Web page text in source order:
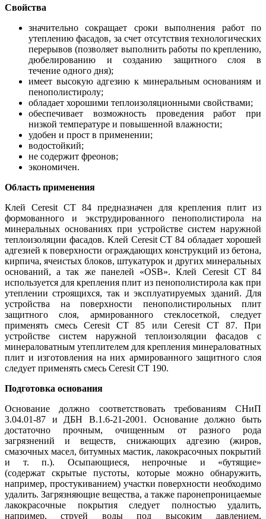
Свойства
значительно сокращает сроки выполнения работ по
утеплению фасадов, за счет отсутствия технологических
перерывов (позволяет выполнить работы по креплению,
дюбелированию и созданию защитного слоя в
течение одного дня);
имеет высокую адгезию к минеральным основаниям и
пенополистиролу;
обладает хорошими теплоизоляционными свойствами;
обеспечивает возможность проведения работ при
низкой температуре и повышенной влажности;
удобен и прост в применении;
водостойкий;
не содержит фреонов;
экономичен.
Область применения
Клей Ceresit СТ 84 предназначен для крепления плит из
формованного и экструдированного пенополистирола на
минеральных основаниях при устройстве систем наружной
теплоизоляции фасадов. Клей Ceresit СТ 84 обладает хорошей
адгезией к поверхности ограждающих конструкций из бетона,
кирпича, ячеистых блоков, штукатурок и других минеральных
оснований, а так же панелей «OSB». Клей Ceresit CT 84
используется для крепления плит из пенополистирола как при
утеплении строящихся, так и эксплуатируемых зданий. Для
устройства на поверхности пенополистирольных плит
защитного слоя, армированного стеклосеткой, следует
применять смесь Ceresit СТ 85 или Ceresit СТ 87. При
устройстве систем наружной теплоизоляции фасадов с
минераловатным утеплителем для крепления минераловатных
плит и изготовления на них армированного защитного слоя
следует применять смесь Ceresit СТ 190.
Подготовка основания
Основание должно соответствовать требованиям СНиП
3.04.01-87 и ДБН В.1.6-21-2001. Основание должно быть
достаточно прочным, очищенным от разного рода
загрязнений и веществ, снижающих адгезию (жиров,
смазочных масел, битумных мастик, лакокрасочных покрытий
и т. п.). Осыпающиеся, непрочные и «бутящие»
(содержат скрытые пустоты, которые можно обнаружить,
например, простукиванием) участки поверхности необходимо
удалить. Загрязняющие вещества, а также паронепроницаемые
лакокрасочные покрытия следует полностью удалить,
например, струей воды под высоким давлением,